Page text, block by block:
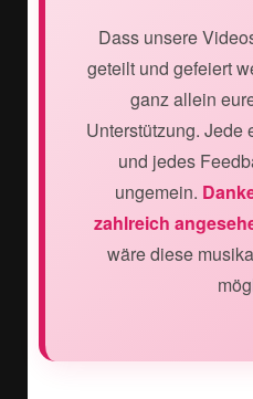
Dass unsere
geteilt und gefeiert
ganz allein
Unterstützung. Jede
und jedes
ungemein.
zahlreich
wäre diese